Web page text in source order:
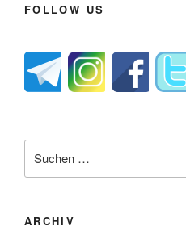
FOLLOW US
nach:
ARCHIV